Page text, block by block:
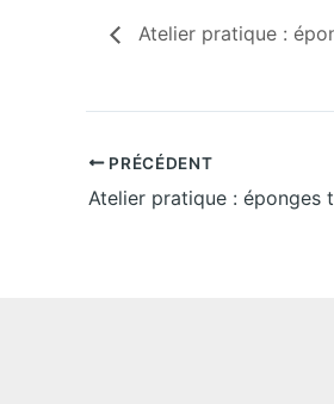
Atelier pratique :
PRÉCÉDENT
Atelier pratique : éponges